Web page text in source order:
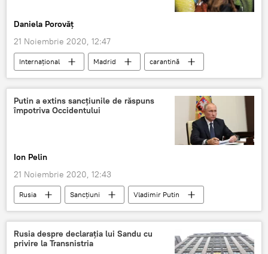
Daniela Porovăț
21 Noiembrie 2020, 12:47
Internaţional Madrid carantină
Putin a extins sancțiunile de răspuns
împotriva Occidentului
Ion Pelin
21 Noiembrie 2020, 12:43
Rusia Sancțiuni
Vladimir Putin
Occident
Rusia despre declarația lui Sandu cu
privire la Transnistria